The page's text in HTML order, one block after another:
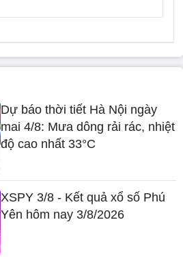
Dự báo thời tiết Hà Nội ngày
mai 4/8: Mưa dông rải rác, nhiệt
độ cao nhất 33°C
XSPY 3/8 - Kết quả xổ số Phú
Yên hôm nay 3/8/2026